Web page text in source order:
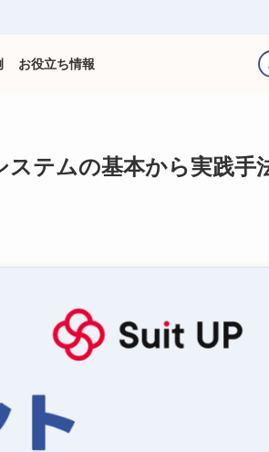
お役立ち情報
ステムの基本から実践手